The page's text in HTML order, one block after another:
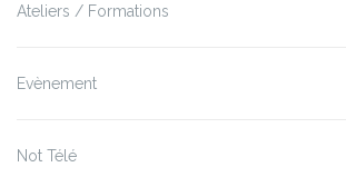
Ateliers / Formations
Evènement
Not Télé